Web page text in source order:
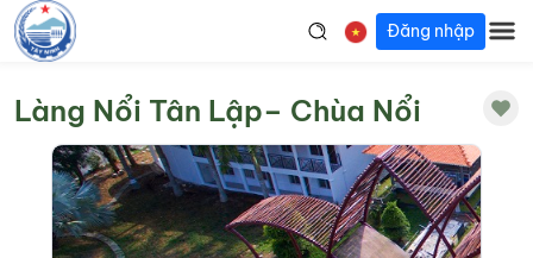
Đăng nhập
Làng Nổi Tân Lập– Chùa Nổi